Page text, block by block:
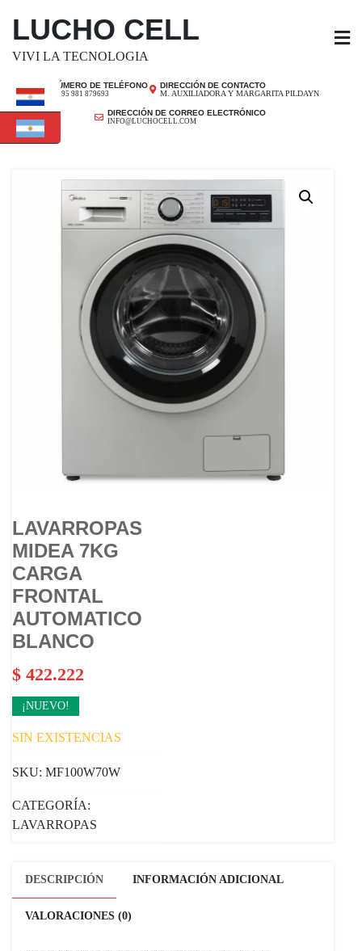
LUCHO CELL
VIVI LA TECNOLOGIA
NÚMERO DE TELÉFONO
+ 595 981 879693
DIRECCIÓN DE CONTACTO
M. AUXILIADORA Y MARGARITA PILDAYN
DIRECCIÓN DE CORREO ELECTRÓNICO
INFO@LUCHOCELL.COM
LAVARROPAS
MIDEA 7KG
CARGA
FRONTAL
AUTOMATICO
BLANCO
$ 422.222
¡NUEVO!
SIN EXISTENCIAS
SKU: MF100W70W
CATEGORÍA:
LAVARROPAS
DESCRIPCIÓN INFORMACIÓN ADICIONAL
VALORACIONES (0)